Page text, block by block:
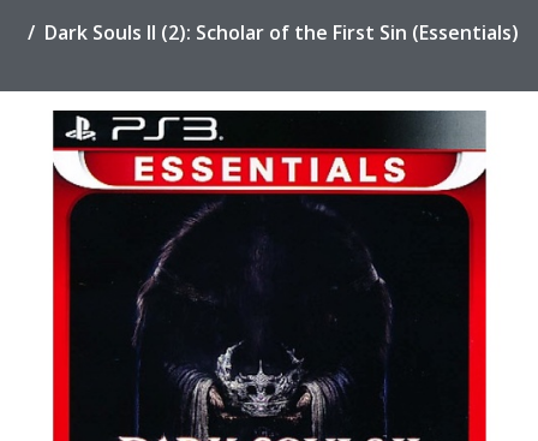
Dark Souls II (2): Scholar of the First Sin (Essentials)